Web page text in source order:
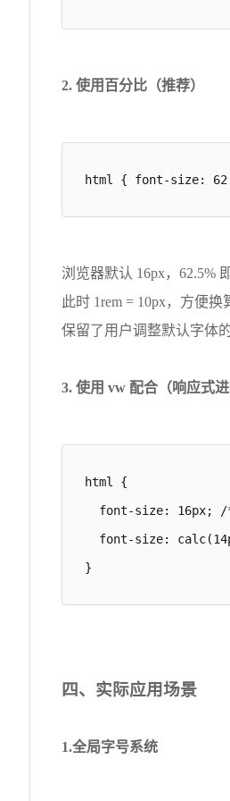
2. 使用百分比（推荐）
html { font-size:
浏览器默认 16px，62.5%
此时 1rem = 10px，方便换
保留了用户调整默认字体
3. 使用 vw 配合（响应式进
html {
font-size: 16px; /
font-size:
}
四、实际应用场景
1.全局字号系统